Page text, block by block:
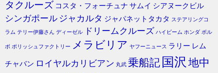
タクルーズ コスタ・フォーチュナ サムイ シアヌークビル
シンガポール ジャカルタ ジャパネットタカタ ステアリングコ
ラム テリー伊藤さん ディーゼル ドリームクルーズ ハイビーム ホンダ ボル
ボ ポリッシュファクトリー メラビリア ヤフーニュース ラリー レム
チャバン ロイヤルカリビアン 丸武 乗船記 国沢 地中